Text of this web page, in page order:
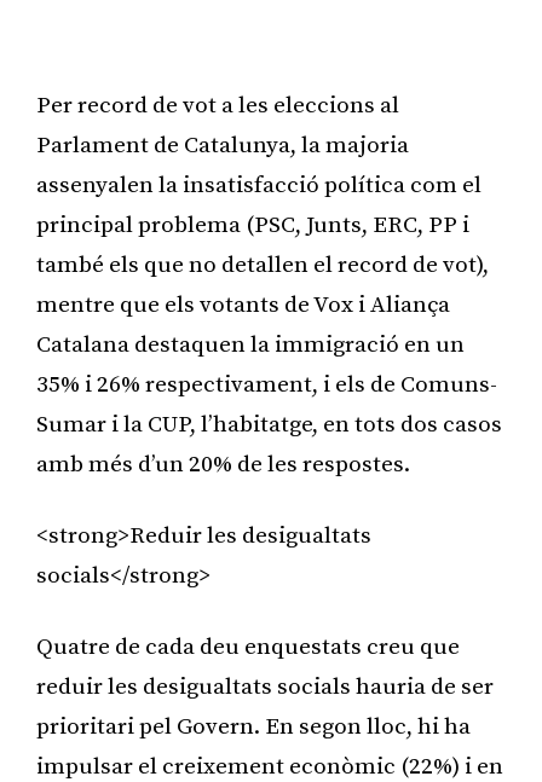
Per record de vot a les eleccions al
Parlament de Catalunya, la majoria
assenyalen la insatisfacció política com el
principal problema (PSC, Junts, ERC, PP i
també els que no detallen el record de vot),
mentre que els votants de Vox i Aliança
Catalana destaquen la immigració en un
35% i 26% respectivament, i els de Comuns-
Sumar i la CUP, l’habitatge, en tots dos casos
amb més d’un 20% de les respostes.
<strong>Reduir les desigualtats
socials</strong>
Quatre de cada deu enquestats creu que
reduir les desigualtats socials hauria de ser
prioritari pel Govern. En segon lloc, hi ha
impulsar el creixement econòmic (22%) i en